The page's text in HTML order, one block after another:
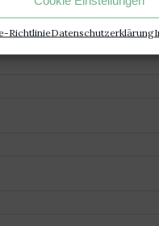
RichtlinieDatenschutzerklärung